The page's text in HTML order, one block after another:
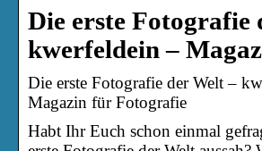
Die erste Fotografie
kwerfeldein –
Die erste Fotografie der Welt –
Magazin für Fotografie
Habt Ihr Euch schon einmal